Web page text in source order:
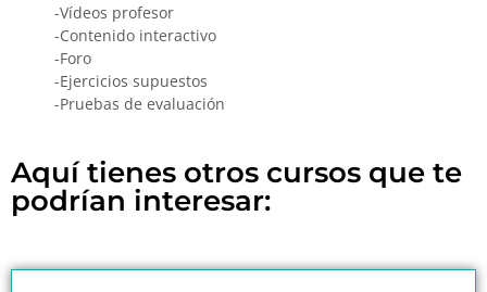
-Vídeos profesor
-Contenido interactivo
-Foro
-Ejercicios supuestos
-Pruebas de evaluación
Aquí tienes otros cursos que te
podrían interesar: